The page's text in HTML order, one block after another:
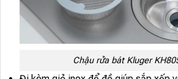
Chậu rửa bát Kluger